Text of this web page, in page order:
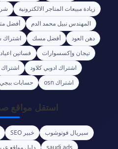
زيادة مبيعات المتاجر الالكترونية
المهندس نبيل محمد الدم
أفضل
دهن العود
أفضل مسك
تيجان وإكسسوارات
فساتين اعياد
اشتراك ادوبي كلاود
اشتراك osn
حسابات ببجي
استقل مواقع
سيريال فوتوشوب خبير SEO
saudi ads
دليل مواقع